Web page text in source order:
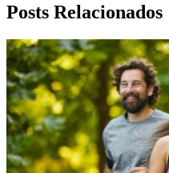
Posts Relacionados